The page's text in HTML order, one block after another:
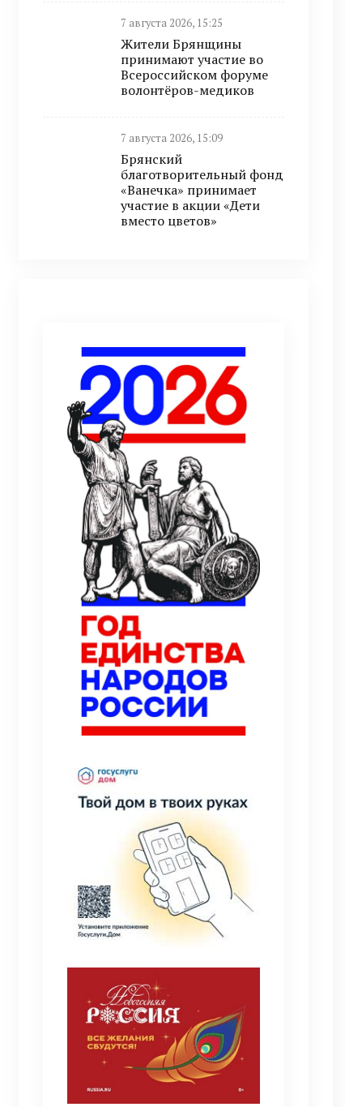
7 августа 2026, 15:25
Жители Брянщины
принимают участие во
Всероссийском форуме
волонтёров-медиков
7 августа 2026, 15:09
Брянский
благотворительный фонд
«Ванечка» принимает
участие в акции «Дети
вместо цветов»